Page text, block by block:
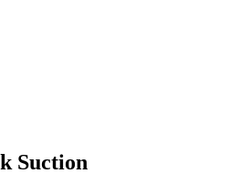
Suction